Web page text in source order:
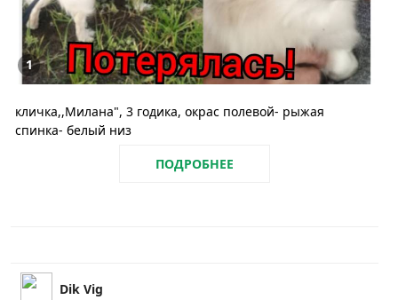
1
кличка,,Милана", 3 годика, окрас полевой- рыжая
спинка- белый низ
ПОДРОБНЕЕ
Dik Vig